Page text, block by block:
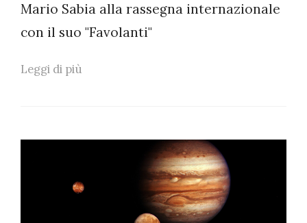
Mario Sabia alla rassegna internazionale
con il suo "Favolanti"
Leggi di più